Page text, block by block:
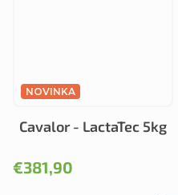
NOVINKA
Cavalor - LactaTec 5kg
€381,90